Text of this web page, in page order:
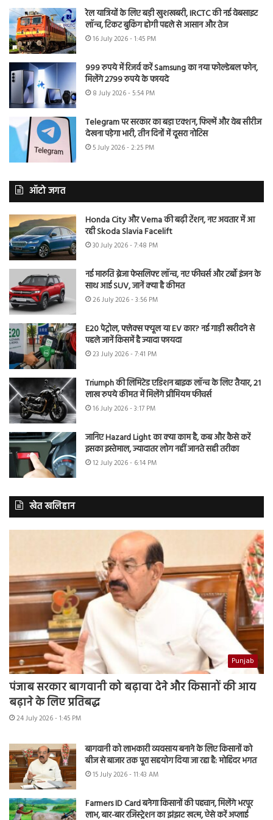
रेल यात्रियों के लिए बड़ी खुशखबरी, IRCTC की नई वेबसाइट
लॉन्च, टिकट बुकिंग होगी पहले से आसान और तेज
16 July 2026 - 1:45 PM
999 रुपये में रिजर्व करें Samsung का नया फोल्डेबल फोन,
मिलेंगे 2799 रुपये के फायदे
8 July 2026 - 5:54 PM
Telegram पर सरकार का बड़ा एक्शन, फिल्में और वेब सीरीज
देखना पड़ेगा भारी, तीन दिनों में दूसरा नोटिस
5 July 2026 - 2:25 PM
ऑटो जगत
Honda City और Verna की बढ़ी टेंशन, नए अवतार में आ
रही Skoda Slavia Facelift
30 July 2026 - 7:48 PM
नई मारुति ब्रेजा फेसलिफ्ट लॉन्च, नए फीचर्स और टर्बो इंजन के
साथ आई SUV, जानें क्या है कीमत
26 July 2026 - 3:56 PM
E20 पेट्रोल, फ्लेक्स फ्यूल या EV कार? नई गाड़ी खरीदने से
पहले जानें किसमें है ज्यादा फायदा
23 July 2026 - 7:41 PM
Triumph की लिमिटेड एडिशन बाइक लॉन्च के लिए तैयार, 21
लाख रुपये कीमत में मिलेंगे प्रीमियम फीचर्स
16 July 2026 - 3:17 PM
जानिए Hazard Light का क्या काम है, कब और कैसे करें
इसका इस्तेमाल, ज्यादातर लोग नहीं जानते सही तरीका
12 July 2026 - 6:14 PM
खेत खलिहान
Punjab
पंजाब सरकार बागवानी को बढ़ावा देने और किसानों की आय
बढ़ाने के लिए प्रतिबद्ध
24 July 2026 - 1:45 PM
बागवानी को लाभकारी व्यवसाय बनाने के लिए किसानों को
बीज से बाजार तक पूरा सहयोग दिया जा रहा है: मोहिंदर भगत
15 July 2026 - 11:43 AM
Farmers ID Card बनेगा किसानों की पहचान, मिलेंगे भरपूर
लाभ, बार-बार रजिस्ट्रेशन का झंझट खत्म, ऐसे करें अप्लाई